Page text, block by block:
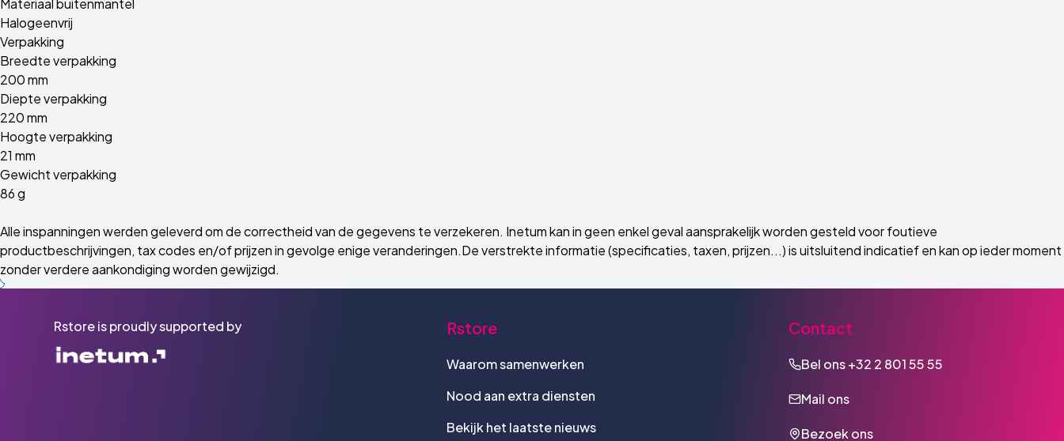
Materiaal buitenmantel
Halogeenvrij
Verpakking
Breedte verpakking
200 mm
Diepte verpakking
220 mm
Hoogte verpakking
21 mm
Gewicht verpakking
86 g
Alle inspanningen werden geleverd om de correctheid van de gegevens te verzekeren. Inetum kan in geen enkel geval aansprakelijk worden gesteld voor foutieve
productbeschrijvingen, tax codes en/of prijzen in gevolge enige veranderingen.De verstrekte informatie (specificaties, taxen, prijzen...) is uitsluitend indicatief en kan op ieder moment
zonder verdere aankondiging worden gewijzigd.
Rstore is proudly supported by Rstore
Waarom samenwerken
Nood aan extra diensten
Bekijk het laatste nieuws
Contact
Bel ons+32 2 801 55 55
Mail ons
Bezoek ons